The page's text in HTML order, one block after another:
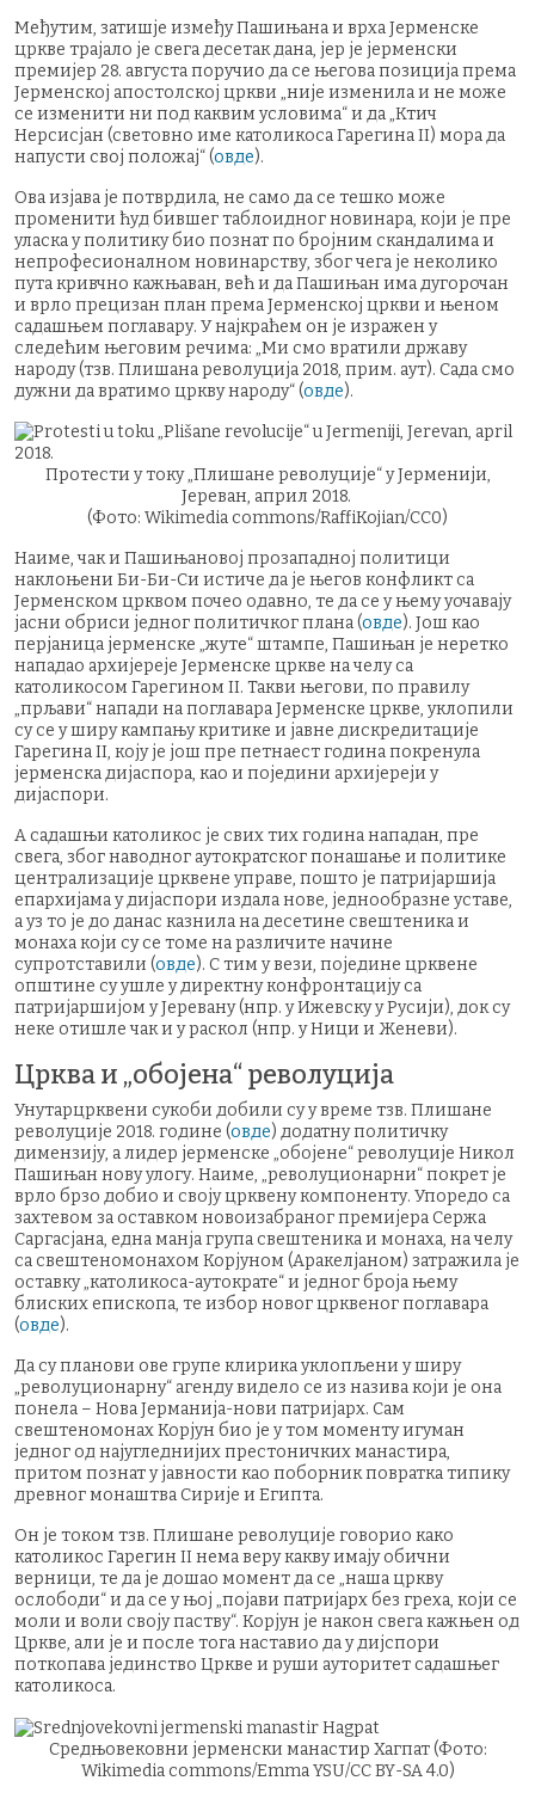
Међутим, затишје између Пашињана и врха Јерменске
цркве трајало је свега десетак дана, јер је јерменски
премијер 28. августа поручио да се његова позиција према
Јерменској апостолској цркви „није изменила и не може
се изменити ни под каквим условима“ и да „Ктич
Нерсисјан (световно име католикоса Гарегина II) мора да
напусти свој положај“ (овде).
Ова изјава је потврдила, не само да се тешко може
променити ћуд бившег таблоидног новинара, који је пре
уласка у политику био познат по бројним скандалима и
непрофесионалном новинарству, због чега је неколико
пута кривчно кажњаван, већ и да Пашињан има дугорочан
и врло прецизан план према Јерменској цркви и њеном
садашњем поглавару. У најкраћем он је изражен у
следећим његовим речима: „Ми смо вратили државу
народу (тзв. Плишана револуција 2018, прим. аут). Сада смо
дужни да вратимо цркву народу“ (овде).
Протести у току „Плишане револуције“ у Јерменији,
Јереван, април 2018.
(Фото: Wikimedia commons/RaffiKojian/CC0)
Наиме, чак и Пашињановој прозападној политици
наклоњени Би-Би-Си истиче да је његов конфликт са
Јерменском црквом почео одавно, те да се у њему уочавају
јасни обриси једног политичког плана (овде). Још као
перјаница јерменске „жуте“ штампе, Пашињан је неретко
нападао архијереје Јерменске цркве на челу са
католикосом Гарегином II. Такви његови, по правилу
„прљави“ напади на поглавара Јерменске цркве, уклопили
су се у ширу кампању критике и јавне дискредитације
Гарегина II, коју је још пре петнаест година покренула
јерменска дијаспора, као и поједини архијереји у
дијаспори.
А садашњи католикос је свих тих година нападан, пре
свега, због наводног аутократског понашање и политике
централизације црквене управе, пошто је патријаршија
епархијама у дијаспори издала нове, једнообразне уставе,
а уз то је до данас казнила на десетине свештеника и
монаха који су се томе на различите начине
супротставили (овде). С тим у вези, поједине црквене
општине су ушле у директну конфронтацију са
патријаршијом у Јеревану (нпр. у Ижевску у Русији), док су
неке отишле чак и у раскол (нпр. у Ници и Женеви).
Црква и „обојена“ револуција
Унутарцрквени сукоби добили су у време тзв. Плишане
револуције 2018. године (овде) додатну политичку
димензију, а лидер јерменске „обојене“ револуције Никол
Пашињан нову улогу. Наиме, „револуционарни“ покрет је
врло брзо добио и своју црквену компоненту. Упоредо са
захтевом за оставком новоизабраног премијера Сержа
Саргасјана, една манја група свештеника и монаха, на челу
са свештеномонахом Корјуном (Аракелјаном) затражила је
оставку „католикоса-аутократе“ и једног броја њему
блиских епископа, те избор новог црквеног поглавара
(овде).
Да су планови ове групе клирика уклопљени у ширу
„револуционарну“ агенду видело се из назива који је она
понела – Нова Јерманија-нови патријарх. Сам
свештеномонах Корјун био је у том моменту игуман
једног од најугледнијих престоничких манастира,
притом познат у јавности као поборник повратка типику
древног монаштва Сирије и Египта.
Он је током тзв. Плишане револуције говорио како
католикос Гарегин II нема веру какву имају обични
верници, те да је дошао момент да се „наша цркву
ослободи“ и да се у њој „појави патријарх без греха, који се
моли и воли своју паству“. Корјун је након свега кажњен од
Цркве, али је и после тога наставио да у дијспори
поткопава јединство Цркве и руши ауторитет садашњег
католикоса.
Средњовековни јерменски манастир Хагпат (Фото:
Wikimedia commons/Emma YSU/CC BY-SA 4.0)